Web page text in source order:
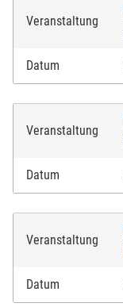
Veranstaltung
Datum
Veranstaltung
Datum
Veranstaltung
Datum